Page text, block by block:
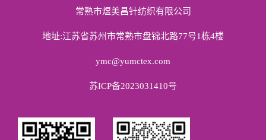
常熟市煜美昌针纺织有限公司
地址:江苏省苏州市常熟市盘锦北路77号1栋4楼
ymc@yumctex.com
苏ICP备2023031410号